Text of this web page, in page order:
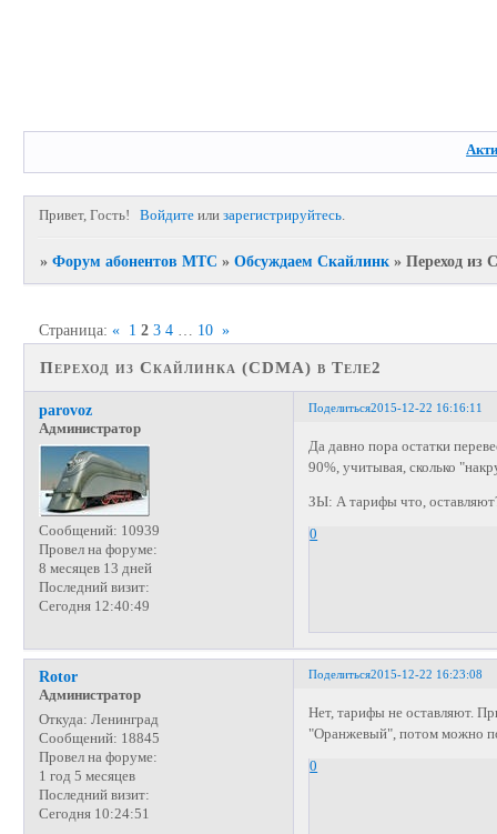
Привет, Гость! Войдите илизарегистрируйтесь.
»Форум абонентов МТС »Обсуждаем Скайлинк »Переход из
Переход из Скайлинка (CDMA) в Теле2
Страница:« 1 2 3 4 10 »
Поделиться2015-12-22 16:16:11
parovoz
Администратор
Сообщений: 10939
Провел на форуме:
8 месяцев 13 дней
Последний визит:
Сегодня 12:40:49
Да давно пора остатки
90%, учитывая, сколько
ЗЫ: А тарифы что,
0
Поделиться2015-12-22 16:23:08
Rotor
Администратор
Откуда: Ленинград
Сообщений: 18845
Провел на форуме:
1 год 5 месяцев
Последний визит:
Сегодня 10:24:51
Нет, тарифы не оставляют.
"Оранжевый", потом можно
0